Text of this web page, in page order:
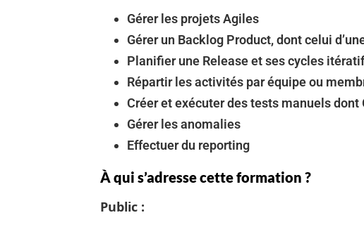
Gérer les projets Agiles
Gérer un Backlog Product, dont celui
Planifier une Release et ses cycles
Répartir les activités par équipe ou
Créer et exécuter des tests manuels dont
Gérer les anomalies
Effectuer du reporting
À qui s’adresse cette formation ?
Public :